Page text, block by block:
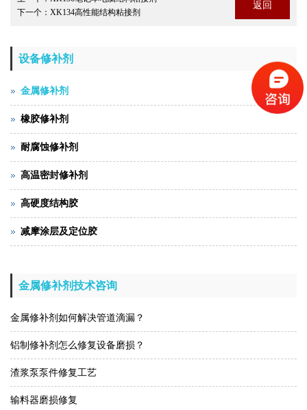
下一个： XK134高性能结构粘接剂
返回
设备修补剂
金属修补剂
橡胶修补剂
耐腐蚀修补剂
高温密封修补剂
高硬度结构胶
减摩涂层及定位胶
金属修补剂技术咨询
金属修补剂如何解决管道滴漏？
铝制修补剂怎么修复设备磨损？
渣浆泵泵件修复工艺
输料器磨损修复